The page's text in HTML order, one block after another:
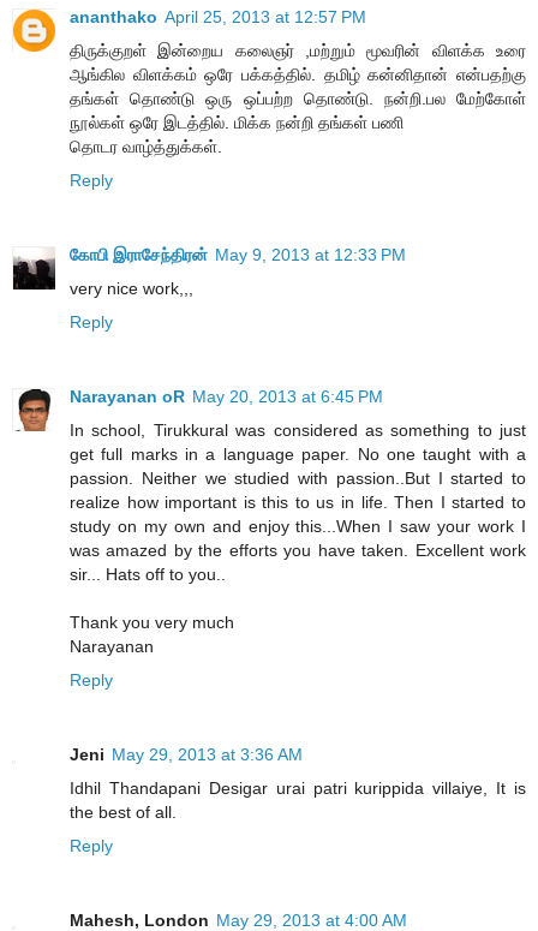
ananthako April 25, 2013 at 12:57 PM
திருக்குறள் இன்றைய கலைஞர் ,மற்றும் மூவரின் விளக்க உரை
ஆங்கில விளக்கம் ஒரே பக்கத்தில். தமிழ் கன்னிதான் என்பதற்கு
தங்கள் தொண்டு ஒரு ஒப்பற்ற தொண்டு. நன்றி.பல மேற்கோள்
நூல்கள் ஒரே இடத்தில். மிக்க நன்றி தங்கள் பணி
தொடர வாழ்த்துக்கள்.
Reply
கோபி இராசேந்திரன் May 9, 2013 at 12:33 PM
very nice work,,,
Reply
Narayanan oR May 20, 2013 at 6:45 PM
In school, Tirukkural was considered as something to just
get full marks in a language paper. No one taught with a
passion. Neither we studied with passion..But I started to
realize how important is this to us in life. Then I started to
study on my own and enjoy this...When I saw your work I
was amazed by the efforts you have taken. Excellent work
sir... Hats off to you..
Thank you very much
Narayanan
Reply
Jeni May 29, 2013 at 3:36 AM
Idhil Thandapani Desigar urai patri kurippida villaiye, It is
the best of all.
Reply
Mahesh, London May 29, 2013 at 4:00 AM